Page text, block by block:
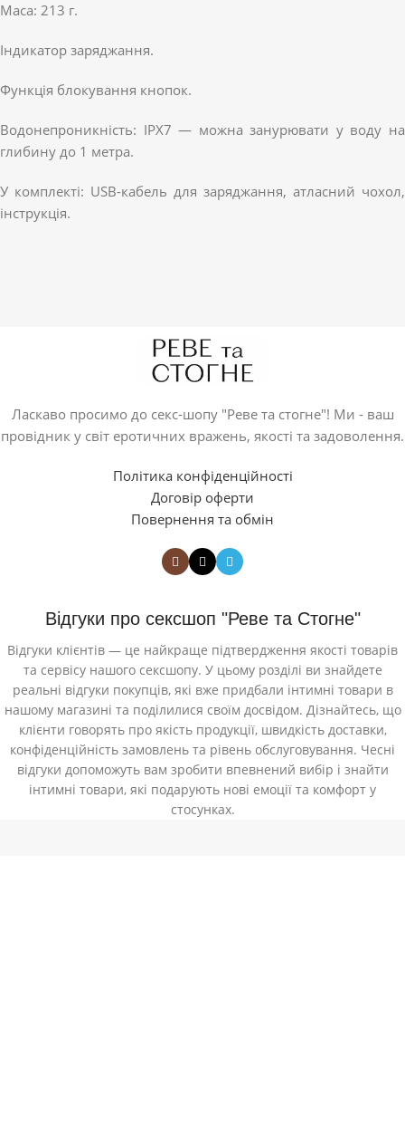
Маса: 213 г.
Індикатор заряджання.
Функція блокування кнопок.
Водонепроникність: IPX7 — можна занурювати у воду на
глибину до 1 метра.
У комплекті: USB-кабель для заряджання, атласний чохол,
інструкція.
Ласкаво просимо до секс-шопу "Реве та стогне"! Ми - ваш
провідник у світ еротичних вражень, якості та задоволення.
Політика конфіденційності
Договір оферти
Повернення та обмін
Відгуки про сексшоп "Реве та Стогне"
Відгуки клієнтів — це найкраще підтвердження якості товарів
та сервісу нашого сексшопу. У цьому розділі ви знайдете
реальні відгуки покупців, які вже придбали інтимні товари в
нашому магазині та поділилися своїм досвідом. Дізнайтесь, що
клієнти говорять про якість продукції, швидкість доставки,
конфіденційність замовлень та рівень обслуговування. Чесні
відгуки допоможуть вам зробити впевнений вибір і знайти
інтимні товари, які подарують нові емоції та комфорт у
стосунках.